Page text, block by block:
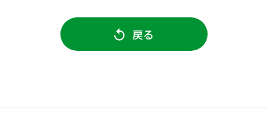
戻る